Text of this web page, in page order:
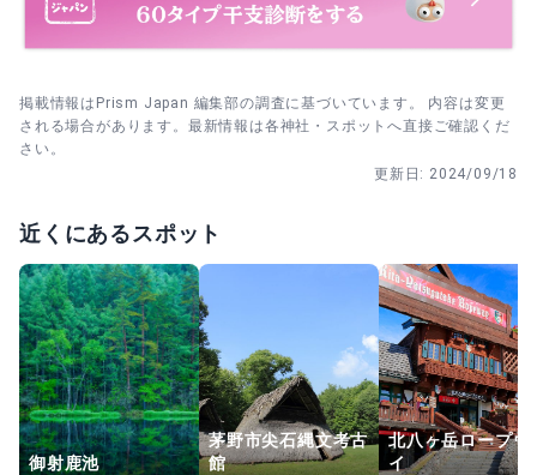
掲載情報はPrism Japan 編集部の調査に基づいています。 内容は変更
される場合があります。最新情報は各神社・スポットへ直接ご確認くだ
さい。
更新日: 2024/09/18
近くにあるスポット
御射鹿池
茅野市尖石縄文考古
館
北八ヶ岳ロープウ
イ